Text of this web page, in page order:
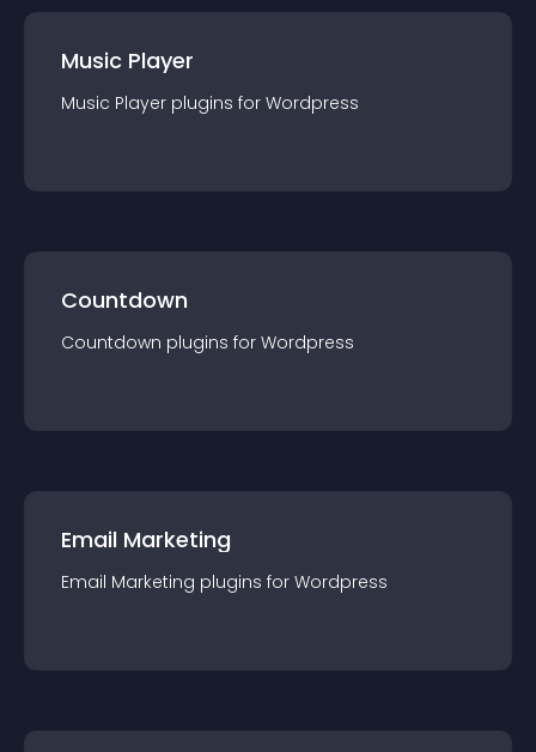
Music Player
Music Player plugins for Wordpress
Countdown
Countdown plugins for Wordpress
Email Marketing
Email Marketing plugins for Wordpress